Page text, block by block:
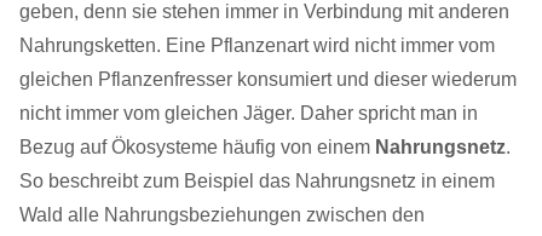
geben, denn sie stehen immer in Verbindung mit anderen
Nahrungsketten. Eine Pflanzenart wird nicht immer vom
gleichen Pflanzenfresser konsumiert und dieser wiederum
nicht immer vom gleichen Jäger. Daher spricht man in
Bezug auf Ökosysteme häufig von einem Nahrungsnetz.
So beschreibt zum Beispiel das Nahrungsnetz in einem
Wald alle Nahrungsbeziehungen zwischen den